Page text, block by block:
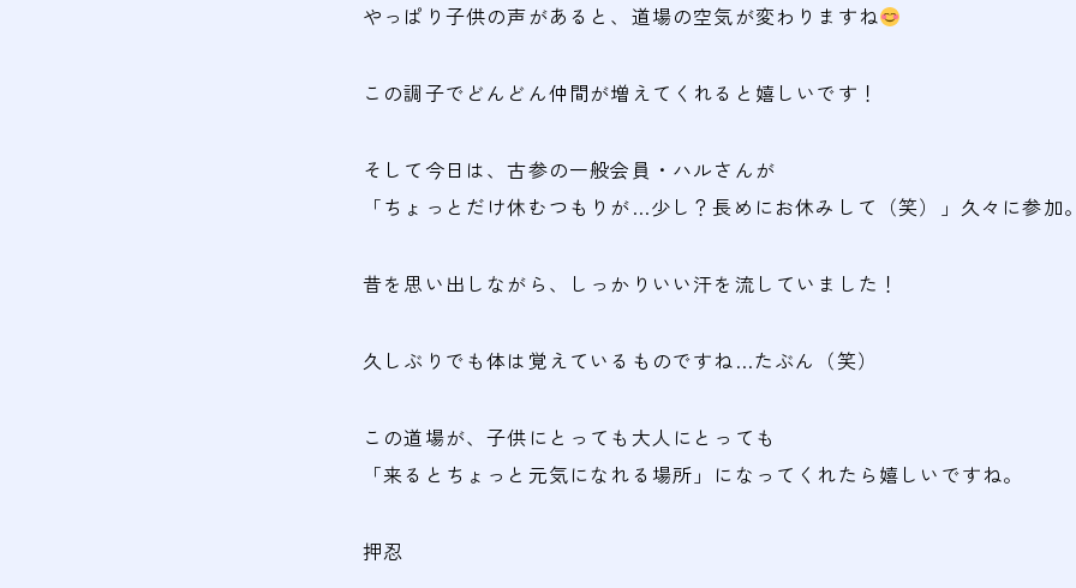
やっぱり子供の声があると、道場の空気が変わりますね
この調子でどんどん仲間が増えてくれると嬉しいです！
そして今日は、古参の一般会員・ハルさんが
「ちょっとだけ休むつもりが…少し？長めにお休みして（笑）」久々に参加。
昔を思い出しながら、しっかりいい汗を流していました！
久しぶりでも体は覚えているものですね…たぶん（笑）
この道場が、子供にとっても大人にとっても
「来るとちょっと元気になれる場所」になってくれたら嬉しいですね。
押忍